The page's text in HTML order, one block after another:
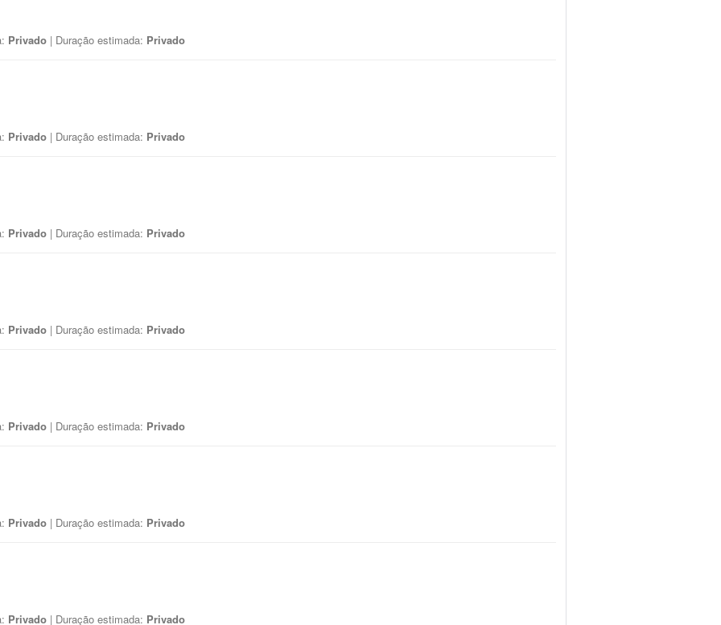
Privado | Duração estimada: Privado
Privado | Duração estimada: Privado
Privado | Duração estimada: Privado
Privado | Duração estimada: Privado
Privado | Duração estimada: Privado
Privado | Duração estimada: Privado
Privado | Duração estimada: Privado